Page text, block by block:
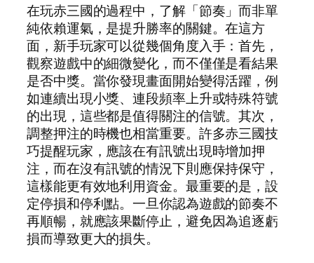
在玩赤三國的過程中，了解「節奏」而非單
純依賴運氣，是提升勝率的關鍵。在這方
面，新手玩家可以從幾個角度入手：首先，
觀察遊戲中的細微變化，而不僅僅是看結果
是否中獎。當你發現畫面開始變得活躍，例
如連續出現小獎、連段頻率上升或特殊符號
的出現，這些都是值得關注的信號。其次，
調整押注的時機也相當重要。許多赤三國技
巧提醒玩家，應該在有訊號出現時增加押
注，而在沒有訊號的情況下則應保持保守，
這樣能更有效地利用資金。最重要的是，設
定停損和停利點。一旦你認為遊戲的節奏不
再順暢，就應該果斷停止，避免因為追逐虧
損而導致更大的損失。